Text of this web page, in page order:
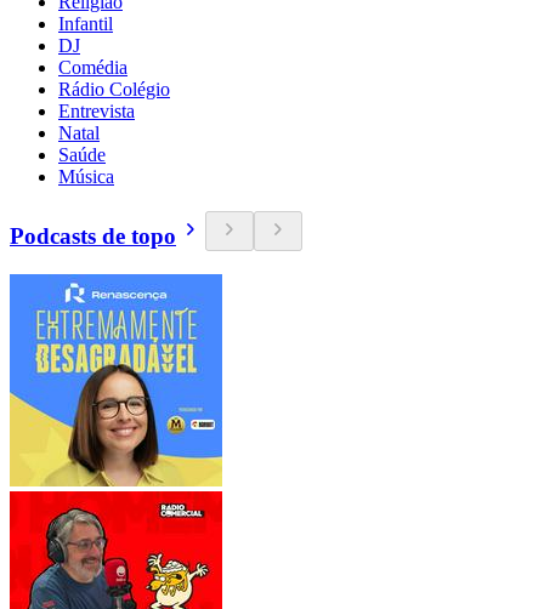
Infantil
DJ
Comédia
Rádio Colégio
Entrevista
Natal
Saúde
Música
Podcasts de topo